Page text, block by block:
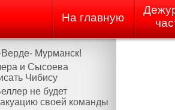
На главную
Верде- Мурманск!
и Сысоева
Чибису
не будет
своей команды